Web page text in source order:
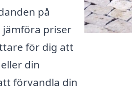
på
jämföra priser
för dig att
din
förvandla din